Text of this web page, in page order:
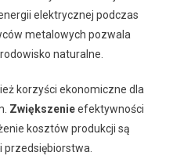
elektrycznej podczas
metalowych pozwala
naturalne.
korzyści ekonomiczne dla
Zwiększenieefektywności
kosztów produkcji są